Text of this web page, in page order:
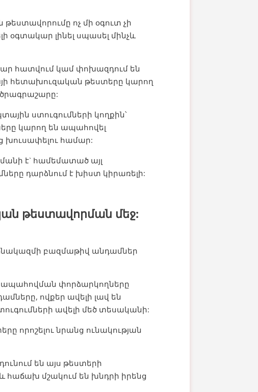
ոչ մի օգուտ չի
օգտակար լինել սպասել մինչև
հատվում կամ փոխազդում են
հետախուզական թեստերը կարող
ծրագրաշարը:
ստուգումների կողքին՝
կարող են ապահովել
խուսափելու համար:
է` համեմատած այլ
դարձնում է խիստ կիրառելի:
թեստավորման մեջ:
բազմաթիվ անդամներ
փորձարկողները
ովքեր ավելի լավ են
ավելի մեծ տեսականի:
որոշելու նրանց ունակության
են այս թեստերի
մշակում են խնդրի իրենց